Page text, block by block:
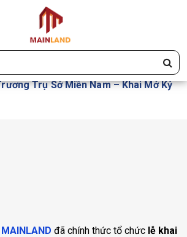
KHAI TRƯƠNG TRỤ SỞ
– KHAI MỞ KỶ NGUYÊN
Trụ Sở Miền Nam – Khai Mở Kỷ
MAINLAND đã chính thức tổ chức lễ khai